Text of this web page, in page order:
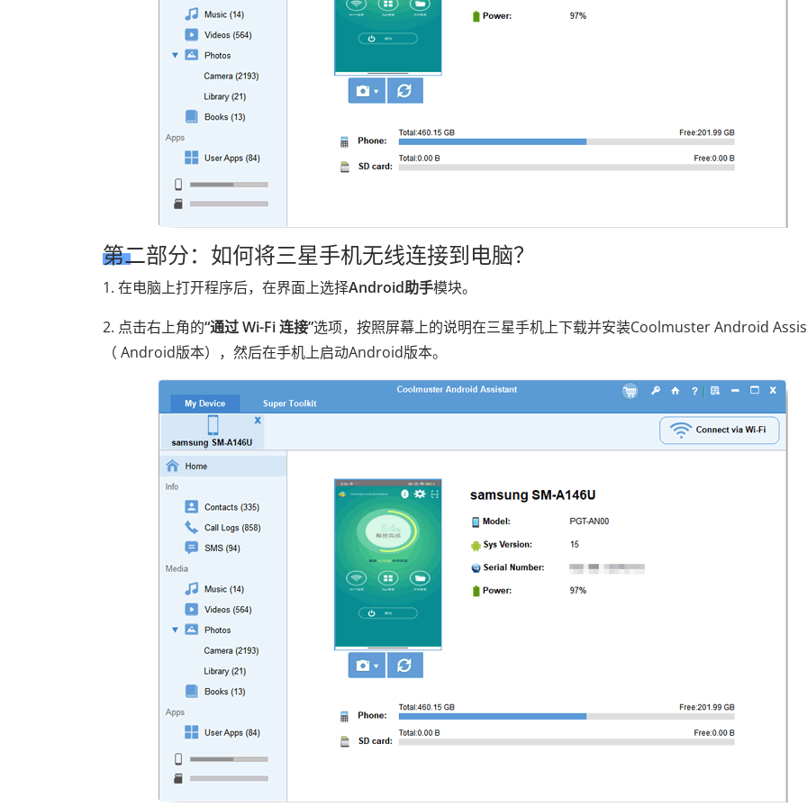
第二部分：如何将三星手机无线连接到电脑？
1. 在电脑上打开程序后，在界面上选择Android助手模块。
2. 点击右上角的“通过 Wi-Fi 连接”选项，按照屏幕上的说明在三星手机上下载并安装Coolmuster Android
（ Android版本），然后在手机上启动Android版本。